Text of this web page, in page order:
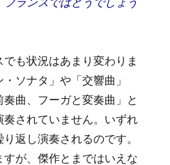
ランスではどうでしょう
でも状況はあまり変わりま
ソナタ」や「交響曲」
奏曲、フーガと変奏曲」と
されていません。いずれ
返し演奏されるのです。
が、傑作とまではいえな